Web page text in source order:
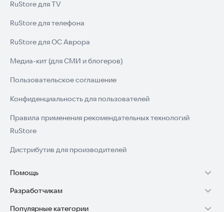
RuStore для TV
RuStore для телефона
RuStore для ОС Аврора
Медиа-кит (для СМИ и блогеров)
Пользовательское соглашение
Конфиденциальность для пользователей
Правила применения рекомендательных технологий
RuStore
Дистрибутив для производителей
Помощь
Установка RuStore на TV
Разработчикам
Популярные категории